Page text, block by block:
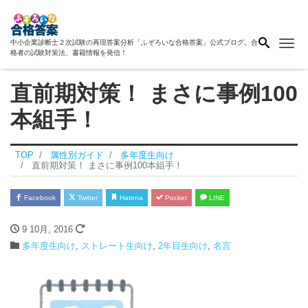
中小企業診断士２次試験の再現答案分析「ふぞろいな合格答案」公式ブログ。合
格者の試験対策法、書籍情報を発信！
直前期対策！ まさに事例100
本組手！
TOP 属性別ガイド
多年度生向け
直前期対策！ まさに事例100本組手！
Facebook Twitter Hatena Pocket LINE
9 10月, 2016
多年度生向け
ストレート生向け 2年目生向け 名言